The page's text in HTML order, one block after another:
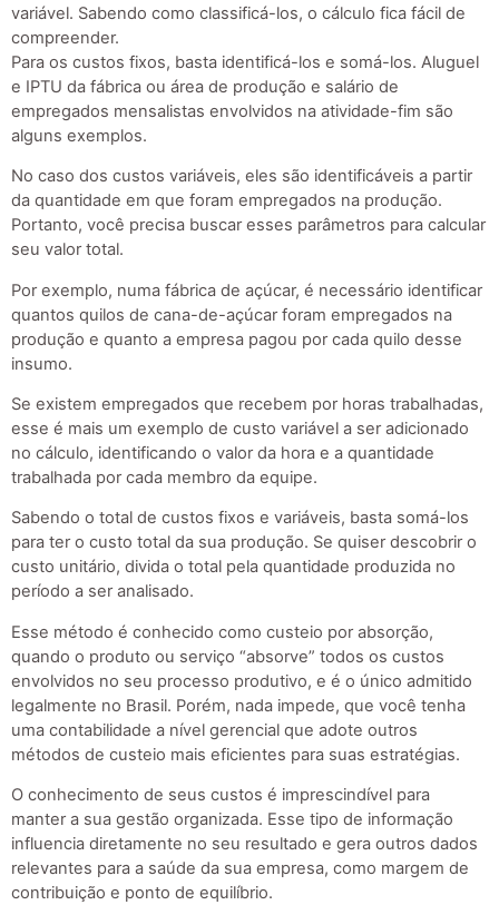
variável. Sabendo como classificá-los, o cálculo fica fácil de
compreender.
Para os custos fixos, basta identificá-los e somá-los. Aluguel
e IPTU da fábrica ou área de produção e salário de
empregados mensalistas envolvidos na atividade-fim são
alguns exemplos.
No caso dos custos variáveis, eles são identificáveis a partir
da quantidade em que foram empregados na produção.
Portanto, você precisa buscar esses parâmetros para calcular
seu valor total.
Por exemplo, numa fábrica de açúcar, é necessário identificar
quantos quilos de cana-de-açúcar foram empregados na
produção e quanto a empresa pagou por cada quilo desse
insumo.
Se existem empregados que recebem por horas trabalhadas,
esse é mais um exemplo de custo variável a ser adicionado
no cálculo, identificando o valor da hora e a quantidade
trabalhada por cada membro da equipe.
Sabendo o total de custos fixos e variáveis, basta somá-los
para ter o custo total da sua produção. Se quiser descobrir o
custo unitário, divida o total pela quantidade produzida no
período a ser analisado.
Esse método é conhecido como custeio por absorção,
quando o produto ou serviço “absorve” todos os custos
envolvidos no seu processo produtivo, e é o único admitido
legalmente no Brasil. Porém, nada impede, que você tenha
uma contabilidade a nível gerencial que adote outros
métodos de custeio mais eficientes para suas estratégias.
O conhecimento de seus custos é imprescindível para
manter a sua gestão organizada. Esse tipo de informação
influencia diretamente no seu resultado e gera outros dados
relevantes para a saúde da sua empresa, como margem de
contribuição e ponto de equilíbrio.